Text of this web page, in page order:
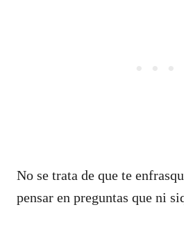
No se trata de que te
pensar en preguntas que ni